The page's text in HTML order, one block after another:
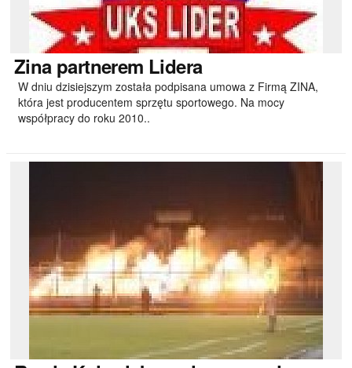
Zinapartnerem Lidera
W dniu dzisiejszym została podpisana umowa z Firmą ZINA,
która jest producentem sprzętu sportowego. Na mocy
współpracy do roku 2010..